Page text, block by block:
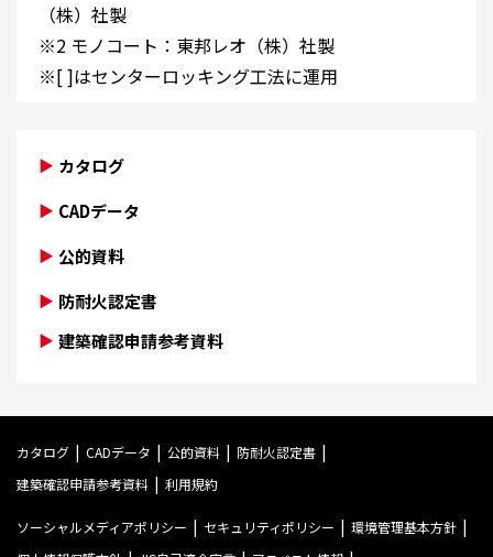
（株）社製
※2 モノコート：東邦レオ（株）社製
※[ ]はセンターロッキング工法に運用
カタログ
CADデータ
公的資料
防耐火認定書
建築確認申請参考資料
カタログ CADデータ 公的資料
防耐火認定書
建築確認申請参考資料
利用規約
ソーシャルメディアポリシー セキュリティポリシー
環境管理基本方針